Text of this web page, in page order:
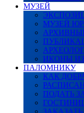
МУЗЕЙ
МУЗЕЙ
ИКОНЫ
ПАЛОМНИКУ
КАК
ПОДАТЬ